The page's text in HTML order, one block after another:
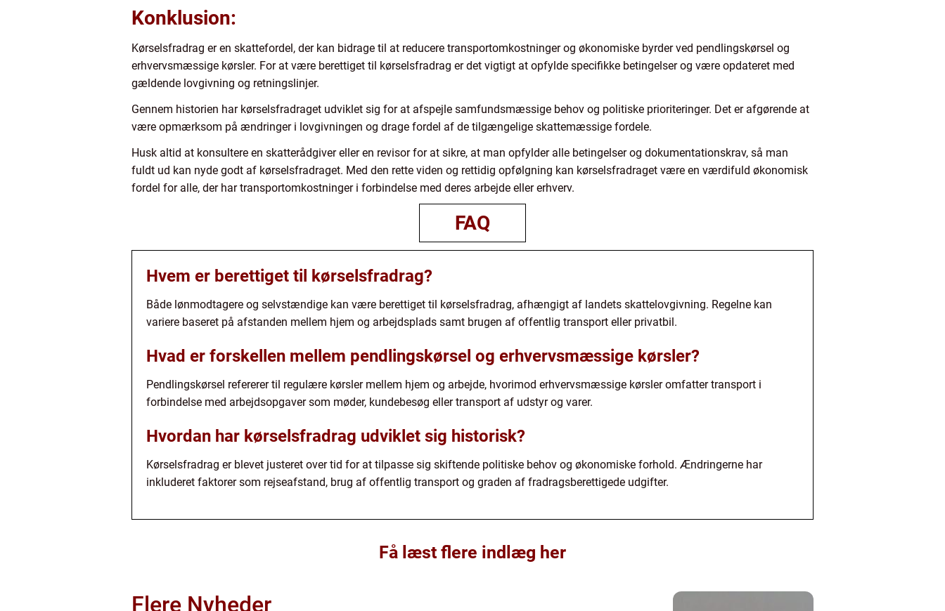
Konklusion:
Kørselsfradrag er en skattefordel, der kan bidrage til at reducere transportomkostninger og økonomiske byrder ved pendlingskørsel og
erhvervsmæssige kørsler. For at være berettiget til kørselsfradrag er det vigtigt at opfylde specifikke betingelser og være opdateret med
gældende lovgivning og retningslinjer.
Gennem historien har kørselsfradraget udviklet sig for at afspejle samfundsmæssige behov og politiske prioriteringer. Det er afgørende at
være opmærksom på ændringer i lovgivningen og drage fordel af de tilgængelige skattemæssige fordele.
Husk altid at konsultere en skatterådgiver eller en revisor for at sikre, at man opfylder alle betingelser og dokumentationskrav, så man
fuldt ud kan nyde godt af kørselsfradraget. Med den rette viden og rettidig opfølgning kan kørselsfradraget være en værdifuld økonomisk
fordel for alle, der har transportomkostninger i forbindelse med deres arbejde eller erhverv.
FAQ
Hvem er berettiget til kørselsfradrag?
Både lønmodtagere og selvstændige kan være berettiget til kørselsfradrag, afhængigt af landets skattelovgivning. Regelne kan
variere baseret på afstanden mellem hjem og arbejdsplads samt brugen af offentlig transport eller privatbil.
Hvad er forskellen mellem pendlingskørsel og erhvervsmæssige kørsler?
Pendlingskørsel refererer til regulære kørsler mellem hjem og arbejde, hvorimod erhvervsmæssige kørsler omfatter transport i
forbindelse med arbejdsopgaver som møder, kundebesøg eller transport af udstyr og varer.
Hvordan har kørselsfradrag udviklet sig historisk?
Kørselsfradrag er blevet justeret over tid for at tilpasse sig skiftende politiske behov og økonomiske forhold. Ændringerne har
inkluderet faktorer som rejseafstand, brug af offentlig transport og graden af fradragsberettigede udgifter.
Få læst flere indlæg her
Flere Nyheder